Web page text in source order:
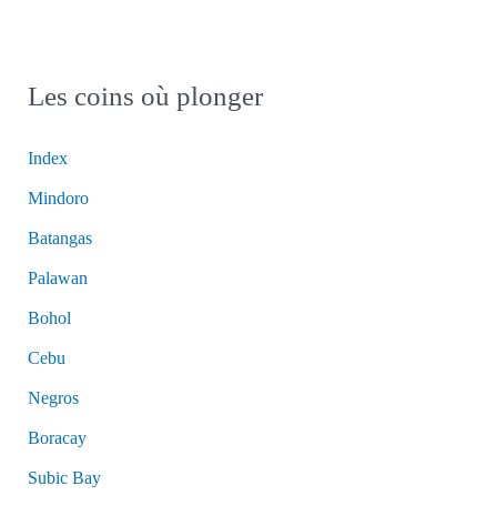
Les coins où plonger
Index
Mindoro
Batangas
Palawan
Bohol
Cebu
Negros
Boracay
Subic Bay